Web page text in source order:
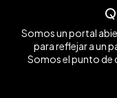
Somos un portal
para reflejar a un
Somos el punto de